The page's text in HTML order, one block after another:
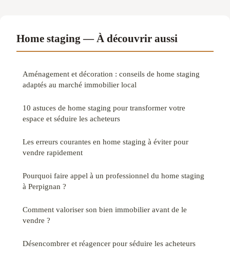
Home staging — À découvrir aussi
Aménagement et décoration : conseils de home staging
adaptés au marché immobilier local
10 astuces de home staging pour transformer votre
espace et séduire les acheteurs
Les erreurs courantes en home staging à éviter pour
vendre rapidement
Pourquoi faire appel à un professionnel du home staging
à Perpignan ?
Comment valoriser son bien immobilier avant de le
vendre ?
Désencombrer et réagencer pour séduire les acheteurs